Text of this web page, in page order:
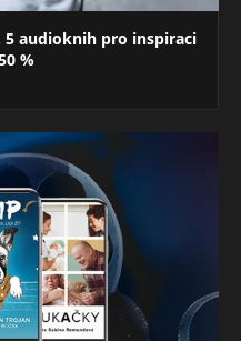
5 audioknih pro inspiraci
%